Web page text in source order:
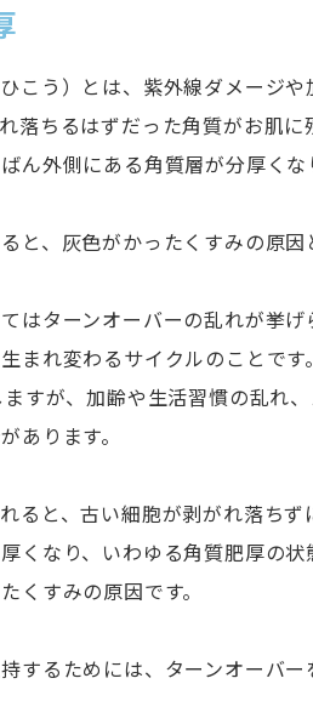
こう）とは、紫外線ダメージ
落ちるはずだった角質がお肌
ん外側にある角質層が分厚くな
と、灰色がかったくすみの原因
はターンオーバーの乱れが挙
まれ変わるサイクルのことで
すが、加齢や生活習慣の乱れ
あります。
ると、古い細胞が剥がれ落ち
くなり、いわゆる角質肥厚の
くすみの原因です。
するためには、ターンオーバー